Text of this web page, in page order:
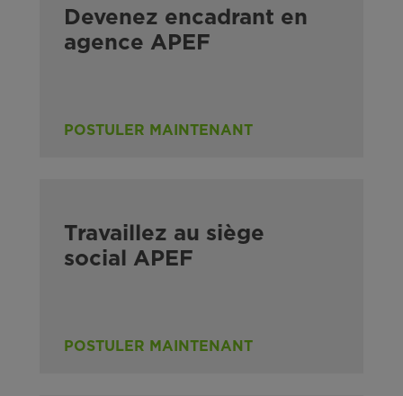
Devenez encadrant en
agence APEF
POSTULER MAINTENANT
Travaillez au siège
social APEF
POSTULER MAINTENANT